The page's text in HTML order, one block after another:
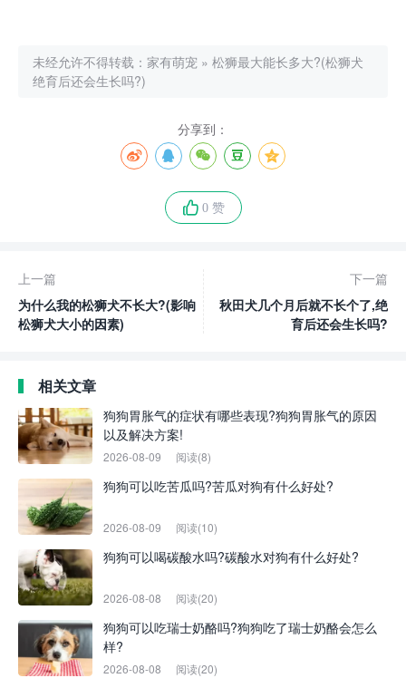
未经允许不得转载： 家有萌宠 » 松狮最大能长多大?(松狮犬
绝育后还会生长吗?)
分享到：
0 赞
上一篇
为什么我的松狮犬不长大?(影响
松狮犬大小的因素)
下一篇
秋田犬几个月后就不长个了,绝
育后还会生长吗?
相关文章
狗狗胃胀气的症状有哪些表现?狗狗胃胀气的原因
以及解决方案!
2026-08-09 阅读(8)
狗狗可以吃苦瓜吗?苦瓜对狗有什么好处?
2026-08-09 阅读(10)
狗狗可以喝碳酸水吗?碳酸水对狗有什么好处?
2026-08-08 阅读(20)
狗狗可以吃瑞士奶酪吗?狗狗吃了瑞士奶酪会怎么
样?
2026-08-08 阅读(20)